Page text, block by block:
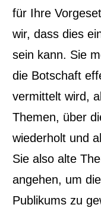
für Ihre
wir, dass dies
sein kann. Sie
die Botschaft
vermittelt wird,
Themen, über
wiederholt und
Sie also alte
angehen, um
Publikums zu